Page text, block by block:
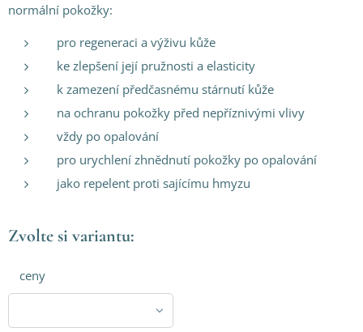
normální pokožky:
pro regeneraci a výživu kůže
ke zlepšení její pružnosti a elasticity
k zamezení předčasnému stárnutí kůže
na ochranu pokožky před nepříznivými vlivy
vždy po opalování
pro urychlení zhnědnutí pokožky po opalování
jako repelent proti sajícímu hmyzu
Zvolte si variantu:
ceny